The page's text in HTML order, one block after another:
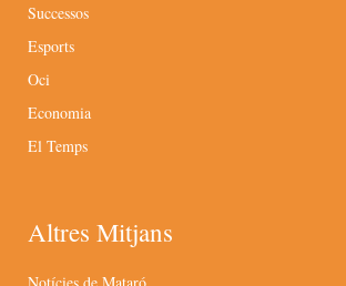
Successos
Esports
Oci
Economia
El Temps
Altres Mitjans
Notícies de Mataró